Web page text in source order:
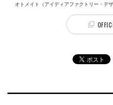
オトメイト（アイディアファクトリー・デ